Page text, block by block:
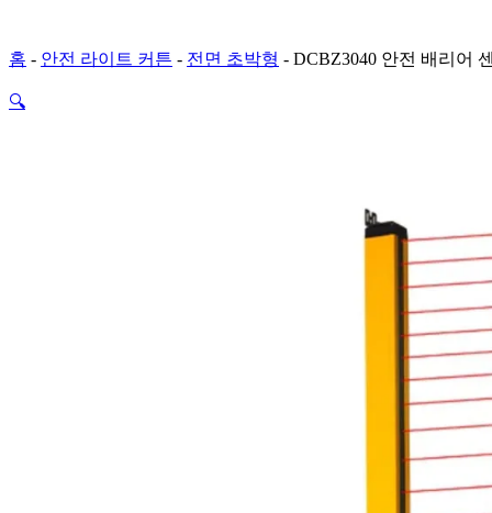
홈 - 안전 라이트 커튼 - 전면 초박형 - DCBZ3040 안전 배리어
🔍